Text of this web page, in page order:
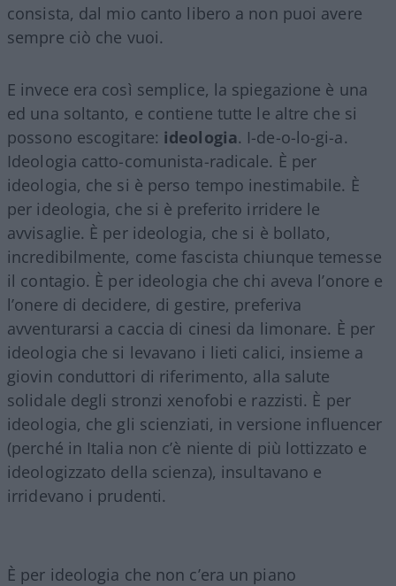
consista, dal mio canto libero a non puoi avere
sempre ciò che vuoi.
E invece era così semplice, la spiegazione è una
ed una soltanto, e contiene tutte le altre che si
possono escogitare: ideologia. I-de-o-lo-gi-a.
Ideologia catto-comunista-radicale. È per
ideologia, che si è perso tempo inestimabile. È
per ideologia, che si è preferito irridere le
avvisaglie. È per ideologia, che si è bollato,
incredibilmente, come fascista chiunque temesse
il contagio. È per ideologia che chi aveva l’onore e
l’onere di decidere, di gestire, preferiva
avventurarsi a caccia di cinesi da limonare. È per
ideologia che si levavano i lieti calici, insieme a
giovin conduttori di riferimento, alla salute
solidale degli stronzi xenofobi e razzisti. È per
ideologia, che gli scienziati, in versione influencer
(perché in Italia non c’è niente di più lottizzato e
ideologizzato della scienza), insultavano e
irridevano i prudenti.
È per ideologia che non c’era un piano